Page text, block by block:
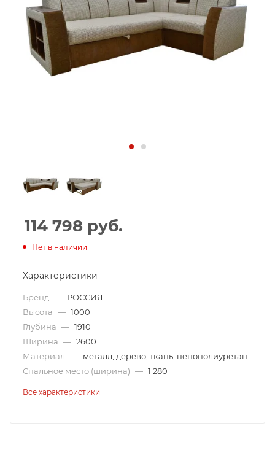
114 798 руб.
Нет в наличии
Характеристики
Бренд — РОССИЯ
Высота — 1000
Глубина — 1910
Ширина — 2600
Материал — металл, дерево, ткань, пенополиуретан
Спальное место (ширина) — 1 280
Все характеристики